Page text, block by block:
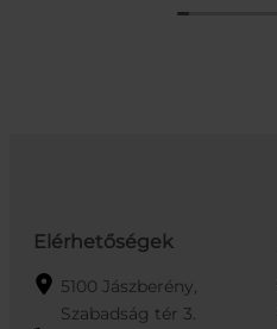
Elérhetőségek
5100 Jászberény,
Szabadság tér 3.